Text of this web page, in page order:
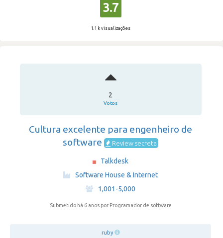
3.7
1.1 k visualizações
2
Votos
Cultura excelente para engenheiro de
software
Review secreta
Talkdesk
Software House & Internet
·
1,001-5,000
Submetido há 6 anos por Programador de software
ruby